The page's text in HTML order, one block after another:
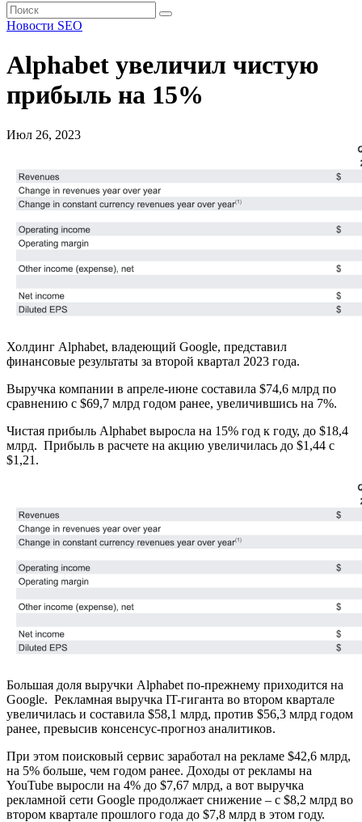
Новости SEO
Alphabet увеличил чистую
прибыль на 15%
Июл 26, 2023
Холдинг Alphabet, владеющий Google, представил
финансовые результаты за второй квартал 2023 года.
Выручка компании в апреле-июне составила $74,6 млрд по
сравнению с $69,7 млрд годом ранее, увеличившись на 7%.
Чистая прибыль Alphabet выросла на 15% год к году, до $18,4
млрд. Прибыль в расчете на акцию увеличилась до $1,44 с
$1,21.
Большая доля выручки Alphabet по-прежнему приходится на
Google. Рекламная выручка IT-гиганта во втором квартале
увеличилась и составила $58,1 млрд, против $56,3 млрд годом
ранее, превысив консенсус-прогноз аналитиков.
При этом поисковый сервис заработал на рекламе $42,6 млрд,
на 5% больше, чем годом ранее. Доходы от рекламы на
YouTube выросли на 4% до $7,67 млрд, а вот выручка
рекламной сети Google продолжает снижение – с $8,2 млрд во
втором квартале прошлого года до $7,8 млрд в этом году.